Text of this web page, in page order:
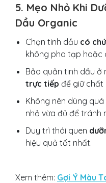
5. Mẹo Nhỏ Khi
Dầu Organic
Chọn tinh dầu có
không pha tạp hoặc
Bảo quản tinh dầu ở
trực tiếp để giữ chất
Không nên dùng
nhỏ vừa đủ để tránh
Duy trì thói quen
hiệu quả tốt nhất.
Xem thêm: Gợi Ý Màu